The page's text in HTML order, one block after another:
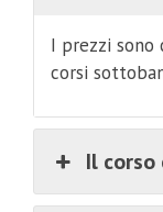
I prezzi sono
corsi
Il corso